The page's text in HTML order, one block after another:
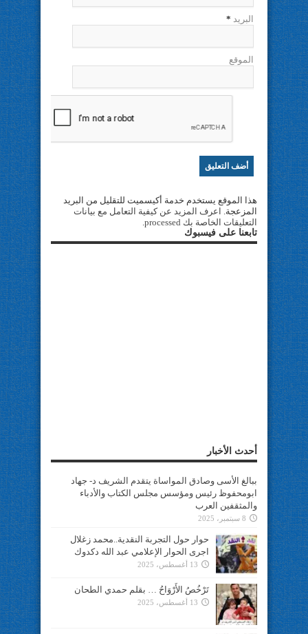
البريد *
الموقع
هذا الموقع يستخدم خدمة أكيسميت للتقليل من البريد
المزعجة. اعرف المزيد عن كيفية التعامل مع بيانات
التعليقات الخاصة بك processed
.
تابعنا على فيسبوك
أحدث الأخبار
ببالغ الأسى وصادق المواساة يتقدم الشريف د- جهاد
ابومحفوظ رئيس ومؤسس مجلس الكتاب والأدباء
والمثقفين العرب
8 سبتمبر، 2025
حوار حول التجربة النقدية..محمد زغلال
اجرى الحوار الإعلامي عبد الله دكدوك
13 أغسطس، 2025
تَرْخُصُ الأَرْوَاحُ … بقلم حمدي الطحان
13 أغسطس، 2025